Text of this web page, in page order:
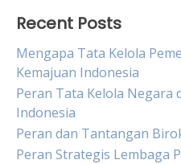
Recent Posts
Mengapa Tata Kelola
Kemajuan Indonesia
Peran Tata Kelola Negara
Indonesia
Peran dan Tantangan
Peran Strategis Lembaga